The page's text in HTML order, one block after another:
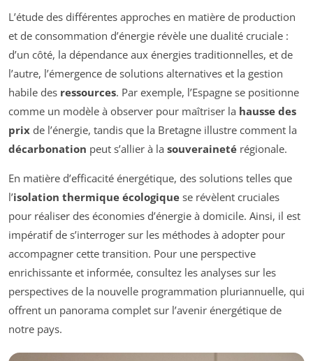
L’étude des différentes approches en matière de production
et de consommation d’énergie révèle une dualité cruciale :
d’un côté, la dépendance aux énergies traditionnelles, et de
l’autre, l’émergence de solutions alternatives et la gestion
habile des ressources. Par exemple, l’Espagne se positionne
comme un modèle à observer pour maîtriser la hausse des
prix de l’énergie, tandis que la Bretagne illustre comment la
décarbonation peut s’allier à la souveraineté régionale.
En matière d’efficacité énergétique, des solutions telles que
l’isolation thermique écologique se révèlent cruciales
pour réaliser des économies d’énergie à domicile. Ainsi, il est
impératif de s’interroger sur les méthodes à adopter pour
accompagner cette transition. Pour une perspective
enrichissante et informée, consultez les analyses sur les
perspectives de la nouvelle programmation pluriannuelle, qui
offrent un panorama complet sur l’avenir énergétique de
notre pays.